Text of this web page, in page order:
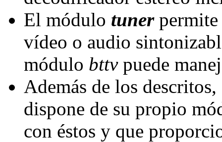
El módulo tunerpermite
vídeo o audio
módulo bttvpuede
Además de los
dispone de su propio
con éstos y que